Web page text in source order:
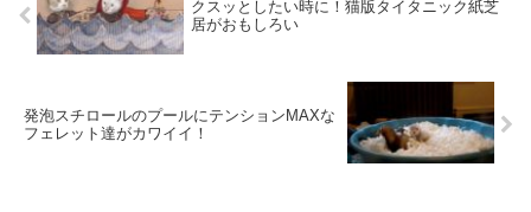
クスッとしたい時に！猫版タイタニック紙芝
居がおもしろい
発泡スチロールのプールにテンションMAXな
フェレット達がカワイイ！